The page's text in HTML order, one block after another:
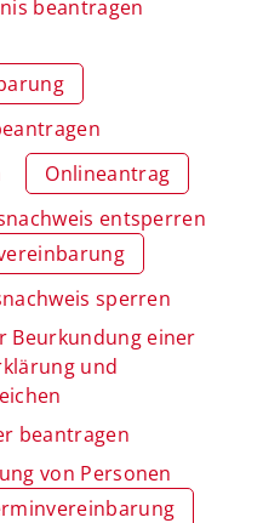
beantragen
Onlineantrag
entsperren
sperren
Beurkundung einer
und
beantragen
von Personen